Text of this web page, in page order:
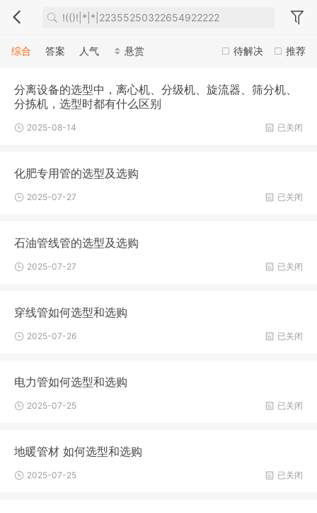
推荐
待解决
综合 答案 人气 悬赏
分离设备的选型中，离心机、分级机、旋流器、筛分机、
分拣机，选型时都有什么区别
已关闭
2025-08-14
化肥专用管的选型及选购
已关闭
2025-07-27
石油管线管的选型及选购
已关闭
2025-07-27
穿线管如何选型和选购
已关闭
2025-07-26
电力管如何选型和选购
已关闭
2025-07-25
地暖管材 如何选型和选购
已关闭
2025-07-25